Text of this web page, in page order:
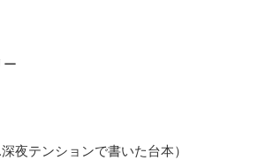
夜テンションで書いた台本）